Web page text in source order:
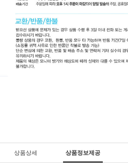
상품상세 상품정보제공